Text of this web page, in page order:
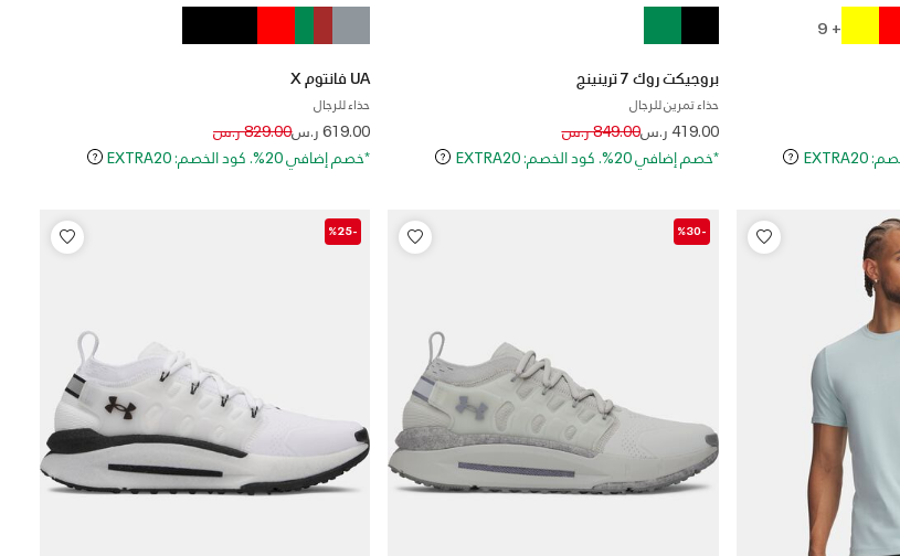
+ 9
بروجيكت روك 7 ترينينج
حذاء تمرين للرجال
419.00 ر.سPrice reduced from
849.00 ر.سto
*خصم إضافي 20%. كود الخصم: EXTRA20
UA فانتوم X
حذاء للرجال
619.00 ر.سPrice reduced from
829.00 ر.سto
*خصم إضافي 20%. كود الخصم: EXTRA20
-%30
-%25